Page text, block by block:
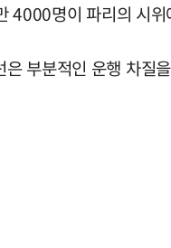
4000명이 파리의 시위
부분적인 운행 차질